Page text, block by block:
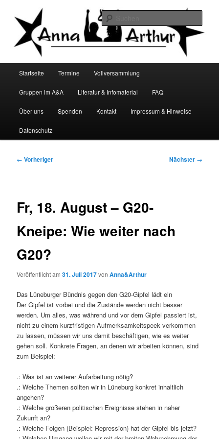
primären
springenAnna&Arthur
Startseite Termine Vollversammlung
Gruppen im A&A Literatur & Infomaterial FAQ
Über uns Spenden Kontakt Impressum & Hinweise
Datenschutz
Beitragsnavigation
← Vorheriger Nächster →
Fr, 18. August – G20-
Kneipe: Wie weiter nach
G20?
Veröffentlicht am31. Juli 2017vonAnna&Arthur
Das Lüneburger Bündnis gegen den G20-Gipfel lädt ein
Der Gipfel ist vorbei und die Zustände werden nicht besser
werden. Um alles, was während und vor dem Gipfel passiert ist,
nicht zu einem kurzfristigen Aufmerksamkeitspeek verkommen
zu lassen, müssen wir uns damit beschäftigen, wie es weiter
gehen soll. Konkrete Fragen, an denen wir arbeiten können, sind
zum Beispiel:
.: Was ist an weiterer Aufarbeitung nötig?
.: Welche Themen sollten wir in Lüneburg konkret inhaltlich
angehen?
.: Welche größeren politischen Ereignisse stehen in naher
Zukunft an?
.: Welche Folgen (Beispiel: Repression) hat der Gipfel bis jetzt?